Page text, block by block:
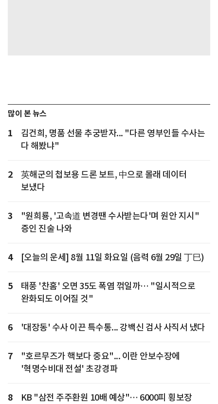
많이 본 뉴스
1
김건희, 명품 선물 추궁받자... "다른 영부인들 수사는
다 해봤냐"
2
英해군의 첩보용 드론 보트, 中으로 몰래 데이터
보냈다
3
"원희룡, '고속道 변경땐 수사받는다'며 원안 지시"
증인 진술 나와
4 [오늘의 운세] 8월 11일 화요일 (음력 6월 29일 丁巳)
5
태풍 '찬홈' 오면 35도 폭염 꺾일까… "일시적으로
완화되도 이어질 것"
6 '대장동' 수사 이끈 특수통... 강백신 검사 사직서 냈다
7
"호르무즈가 핵보다 중요"... 이란 안보수장에
'혁명수비대 전설' 초강경파
8
KB "삼전 주주환원 10배 예상"… 6000피 횡보장